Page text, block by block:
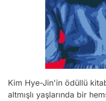
Kim Hye-Jin'in ödüllü
altmışlı yaşlarında bir